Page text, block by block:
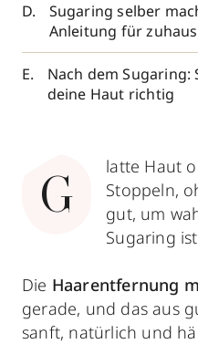
Sugaring selber
Anleitung für
Nach dem Sugaring:
deine Haut richtig
G
latte Haut
Stoppeln,
gut, um
Sugaring
Die Haarentfernung
gerade, und das aus
sanft, natürlich und